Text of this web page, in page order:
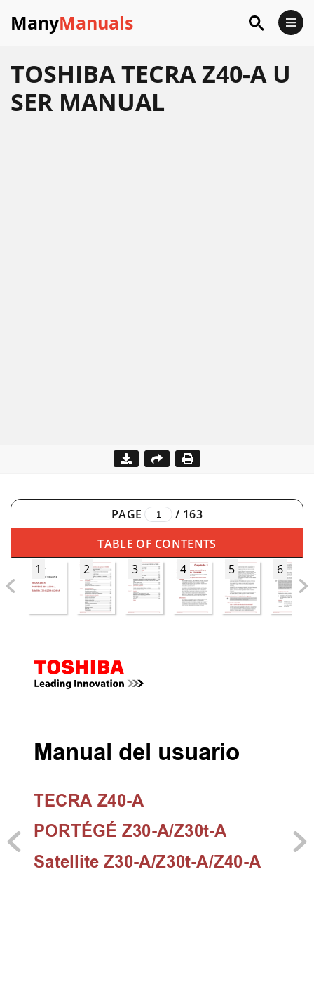
ManyManuals
TOSHIBA TECRA Z40-A U
SER MANUAL
PAGE / 163
TABLE OF CONTENTS
1
2 3 4 5 6
Manual del usuario
TECRA Z40-A
PORTÉGÉ Z30-A/Z30t-A
Satellite Z30-A/Z30t-A/Z40-A